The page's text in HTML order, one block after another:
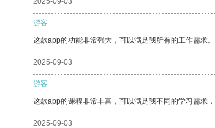
游客
这款app的功能非常强大，可以满足我所有的工作需求
2025-09-03
游客
这款app的课程非常丰富，可以满足我不同的学习需求
2025-09-03